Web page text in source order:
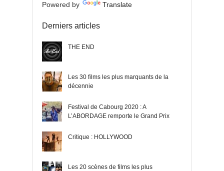
Powered by Translate
Derniers articles
THE END
Les 30 films les plus marquants de la
décennie
Festival de Cabourg 2020 : A
L’ABORDAGE remporte le Grand Prix
Critique : HOLLYWOOD
Les 20 scènes de films les plus